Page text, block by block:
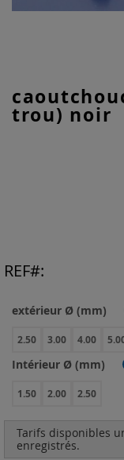
trou) noir
extérieur Ø (mm)
2.50 3.00 4.00
Intérieur Ø (mm)
1.50 2.00 2.50
Tarifs disponibles
enregistrés.
REF
to
the
beginning